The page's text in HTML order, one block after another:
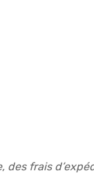
frais